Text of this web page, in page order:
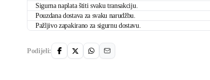
Sigurna naplata štiti svaku transakciju.
Pouzdana dostava za svaku narudžbu.
Pažljivo zapakirano za sigurnu dostavu.
Podijeli: